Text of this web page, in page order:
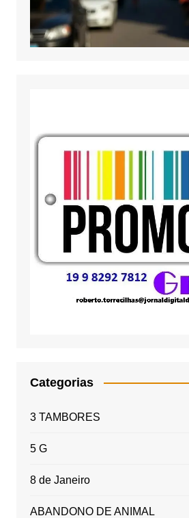
Categorias
3 TAMBORES
5 G
8 de Janeiro
ABANDONO DE ANIMAL